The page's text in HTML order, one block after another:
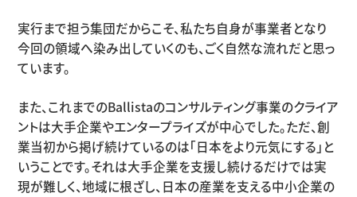
実行まで担う集団だからこそ、私たち自身が事業者となり
今回の領域へ染み出していくのも、ごく自然な流れだと思っ
ています。
また、これまでのBallistaのコンサルティング事業のクライア
ントは大手企業やエンタープライズが中心でした。ただ、創
業当初から掲げ続けているのは「日本をより元気にする」と
いうことです。それは大手企業を支援し続けるだけでは実
現が難しく、地域に根ざし、日本の産業を支える中小企業の